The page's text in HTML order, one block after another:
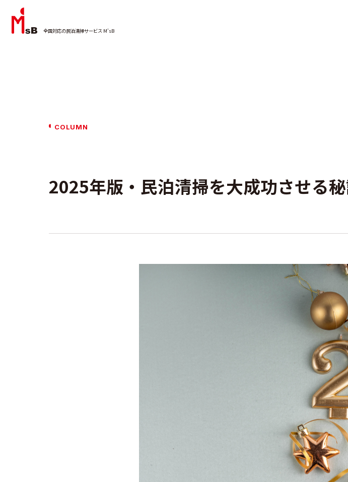
全国対応の民泊清掃サービス M’sB
COLUMN
2025年版・民泊清掃を大成功させる